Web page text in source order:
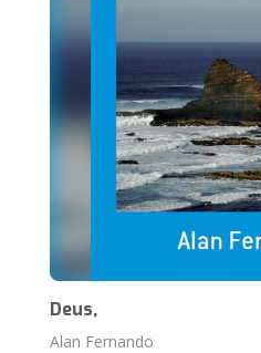
Deus,
Alan Fernando